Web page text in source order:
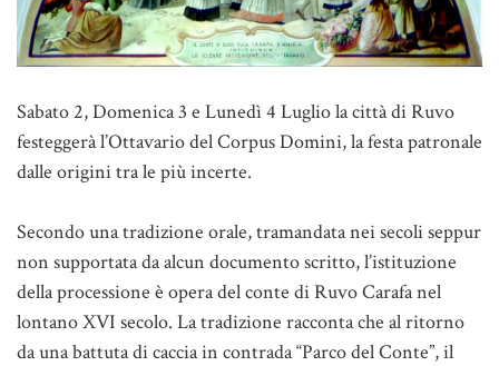
Sabato 2, Domenica 3 e Lunedì 4 Luglio la città di Ruvo
festeggerà l’Ottavario del Corpus Domini, la festa patronale
dalle origini tra le più incerte.
Secondo una tradizione orale, tramandata nei secoli seppur
non supportata da alcun documento scritto, l’istituzione
della processione è opera del conte di Ruvo Carafa nel
lontano XVI secolo. La tradizione racconta che al ritorno
da una battuta di caccia in contrada “Parco del Conte”, il